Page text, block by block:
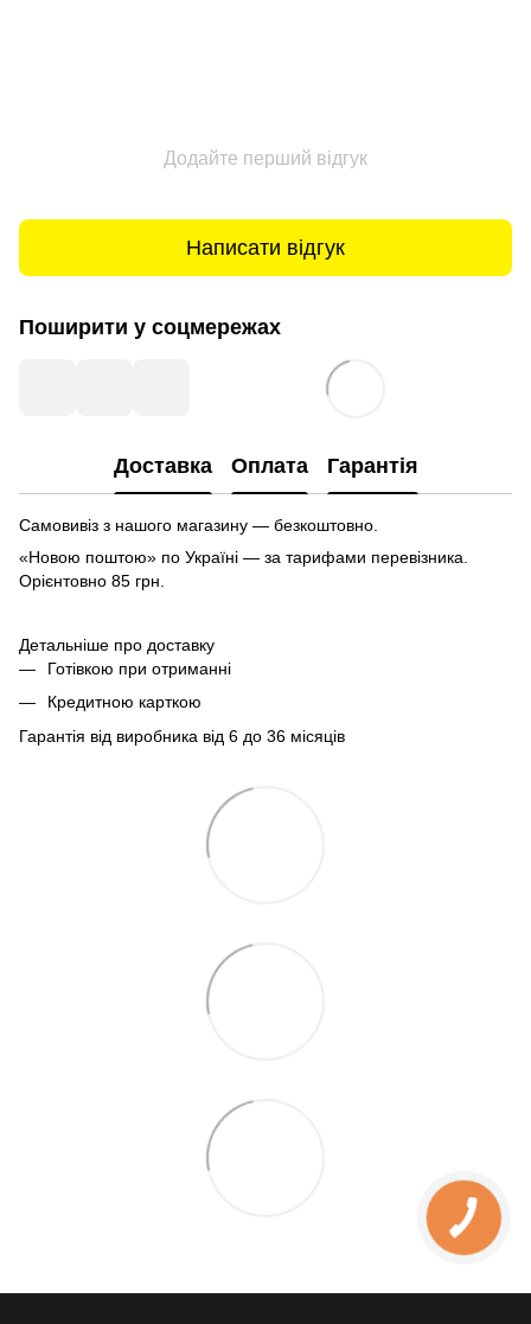
Додайте перший відгук
Написати відгук
Поширити у соцмережах
Доставка Оплата Гарантія
Самовивіз з нашого магазину — безкоштовно.
«Новою поштою» по Україні — за тарифами перевізника.
Орієнтовно 85 грн.
Детальніше про доставку
Готівкою при отриманні
Кредитною карткою
Гарантія від виробника від 6 до 36 місяців